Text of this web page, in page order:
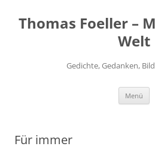
Thomas Foeller –
Welt
Gedichte, Gedanken,
Menü
Für immer